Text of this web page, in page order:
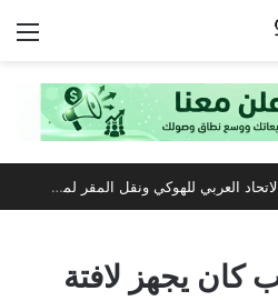
سلطنة عُمان تفوز برئاسة الاتحاد العربي للهوكي ونقل المقر لمسقط
كان يجهز لافتة